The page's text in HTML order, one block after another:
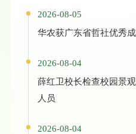
2026-08-05
2026-08-04
薛红卫校长检查校园景
人员
2026-08-04